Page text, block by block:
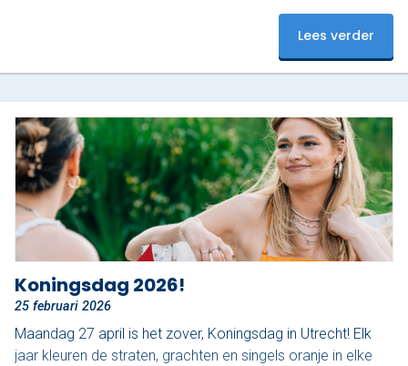
belegde Italiaanse broodjes, ook wel ‘schiacciata’
genoemd, van Nonna Rosa, geserveerd met gekoelde San
Pellegrino Limonata. Nonna Rosa staat bekend om
schiacciata wordt bereid volgens een…
Lees verder
Koningsdag 2026!
25 februari 2026
Maandag 27 april is het zover, Koningsdag in Utrecht! Elk
jaar kleuren de straten, grachten en singels oranje in elke